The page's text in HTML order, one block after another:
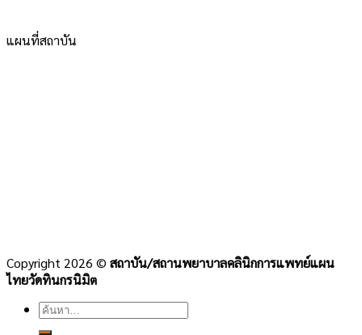
แผนที่สถาบัน
Copyright 2026 © สถาบัน/สถานพยาบาลคลินิกการแพทย์แผน
ไทยวัดทินกรนิมิต
ค้นหา: